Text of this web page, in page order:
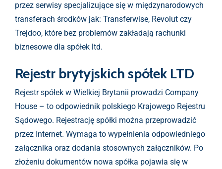
przez serwisy specjalizujące się w międzynarodowych
transferach środków jak: Transferwise, Revolut czy
Trejdoo, które bez problemów zakładają rachunki
biznesowe dla spółek ltd.
Rejestr brytyjskich spółek LTD
Rejestr spółek w Wielkiej Brytanii prowadzi Company
House – to odpowiednik polskiego Krajowego Rejestru
Sądowego. Rejestrację spółki można przeprowadzić
przez Internet. Wymaga to wypełnienia odpowiedniego
załącznika oraz dodania stosownych załączników. Po
złożeniu dokumentów nowa spółka pojawia się w